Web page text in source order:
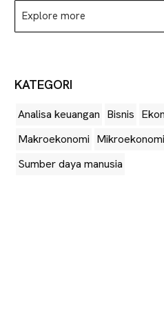
Explore
more
KATEGORI
Analisa keuangan Bisnis
Makroekonomi Mikroekonomi
Sumber daya manusia